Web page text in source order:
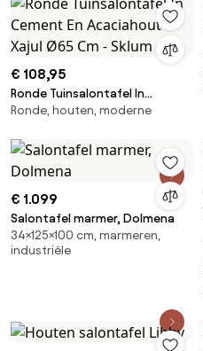
€ 108,95
Ronde Tuinsalontafel In
Cement En Acaciahout Xajul
Ronde, houten, moderne
€ 1.099
Salontafel marmer, Dolmena
34×125×100 cm, marmeren,
industriële